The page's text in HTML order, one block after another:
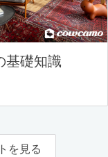
基礎知識
を見る